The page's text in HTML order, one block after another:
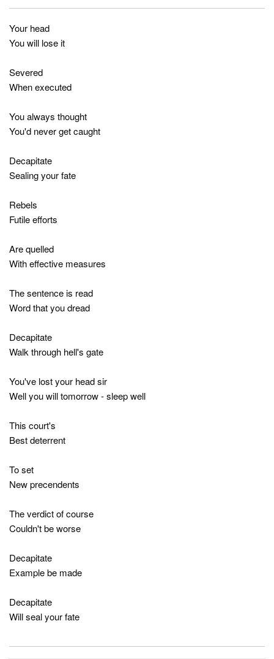
Your head
You will lose it
Severed
When executed
You always thought
You'd never get caught
Decapitate
Sealing your fate
Rebels
Futile efforts
Are quelled
With effective measures
The sentence is read
Word that you dread
Decapitate
Walk through hell's gate
You've lost your head sir
Well you will tomorrow - sleep well
This court's
Best deterrent
To set
New precendents
The verdict of course
Couldn't be worse
Decapitate
Example be made
Decapitate
Will seal your fate